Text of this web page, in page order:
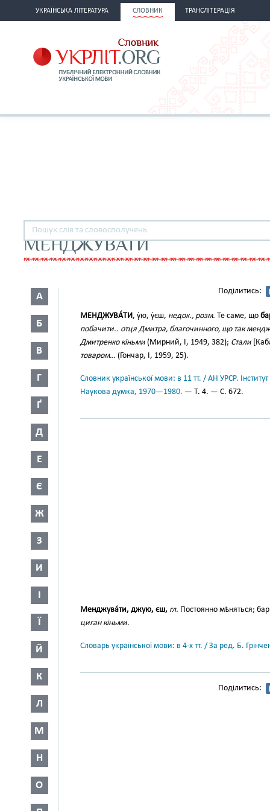
УКРАЇНСЬКА ЛІТЕРАТУРА СЛОВНИК ТРАНСЛІТЕРАЦІЯ
МЕНДЖУВАТИ
А
Б
В
Г
Ґ
Д
Е
Є
Ж
З
И
І
Ї
Й
К
Л
М
Н
О
Поділитись:
МЕНДЖУВА́ТИ, у́ю, у́єш, недок., розм. Те саме, що
побачити.. отця Дмитра, благочинного, що так
Дмитренко кіньми (Мирний, І, 1949, 382); Стали
товаром… (Гончар, І, 1959, 25).
Словник української мови: в 11 тт. / АН УРСР.
Наукова думка, 1970—1980. — Т. 4. — С. 672.
Менджува́ти, джую, єш, гл. Постоянно мѣняться;
циган кіньми.
Словарь української мови: в 4-х тт. / За ред. Б.
Поділитись: